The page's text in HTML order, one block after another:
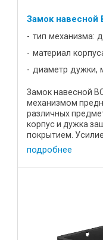
Замок навесной
тип механизма:
материал
диаметр дужки,
Замок навесной
механизмом
различных
корпус и дужка
покрытием.
Характеристики
подробнее